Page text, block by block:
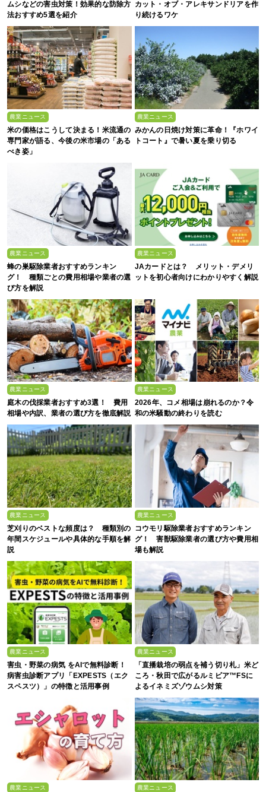
ムシなどの害虫対策！効果的な防除方
法おすすめ5選を紹介
カット・オブ・アレキサンドリアを作
り続けるワケ
農業ニュース
米の価格はこうして決まる！米流通の
専門家が語る、今後の米市場の「ある
べき姿」
農業ニュース
みかんの日焼け対策に革命！『ホワイ
トコート』で暑い夏を乗り切る
農業ニュース
蜂の巣駆除業者おすすめランキン
グ！ 種類ごとの費用相場や業者の選
び方を解説
農業ニュース
JAカードとは？ メリット・デメリ
ットを初心者向けにわかりやすく解説
農業ニュース
庭木の伐採業者おすすめ3選！ 費用
相場や内訳、業者の選び方を徹底解説
農業ニュース
2026年、コメ相場は崩れるのか？令
和の米騒動の終わりを読む
農業ニュース
芝刈りのベストな頻度は？ 種類別の
年間スケジュールや具体的な手順を解
説
農業ニュース
コウモリ駆除業者おすすめランキン
グ！ 害獣駆除業者の選び方や費用相
場も解説
農業ニュース
害虫・野菜の病気 をAIで無料診断！
病害虫診断アプリ「EXPESTS（エク
スペスツ）」の特徴と活用事例
農業ニュース
「直播栽培の弱点を補う切り札」米ど
ころ・秋田で広がるルミビア™FSに
よるイネミズゾウムシ対策
農業ニュース 農業ニュース